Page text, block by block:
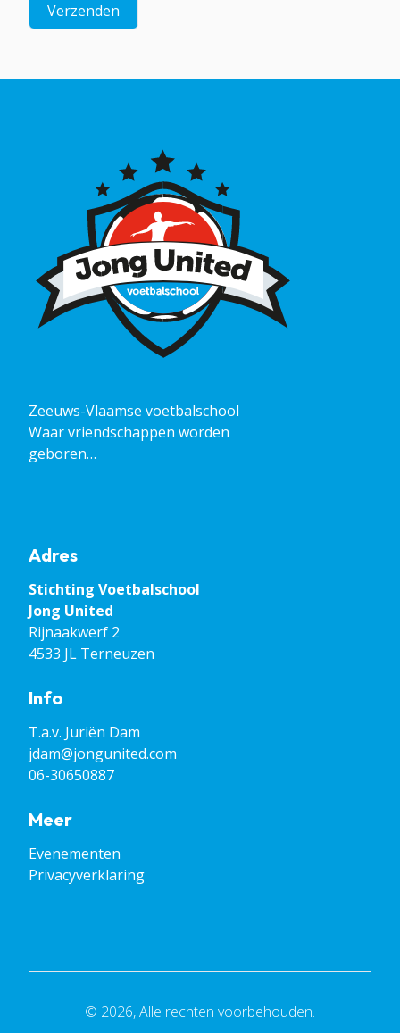
Verzenden
Zeeuws-Vlaamse voetbalschool
Waar vriendschappen worden
geboren…
Adres
Stichting Voetbalschool
​​​​​​​Jong United
Rijnaakwerf 2
4533 JL Terneuzen
Info
T.a.v. Juriën Dam
jdam@jongunited.com
06-30650887
Meer
Evenementen
Privacyverklaring
© 2026, Alle rechten voorbehouden.